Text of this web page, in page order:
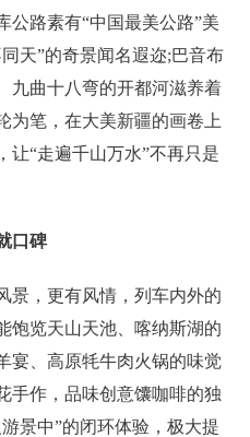
公路素有“中国最美公路”美
天”的奇景闻名遐迩;巴音布
九曲十八弯的开都河滋养着
为笔，在大美新疆的画卷上
让“走遍千山万水”不再只是
口碑
，更有风情，列车内外的
饱览天山天池、喀纳斯湖的
宴、高原牦牛肉火锅的味觉
手作，品味创意馕咖啡的独
景中”的闭环体验，极大提